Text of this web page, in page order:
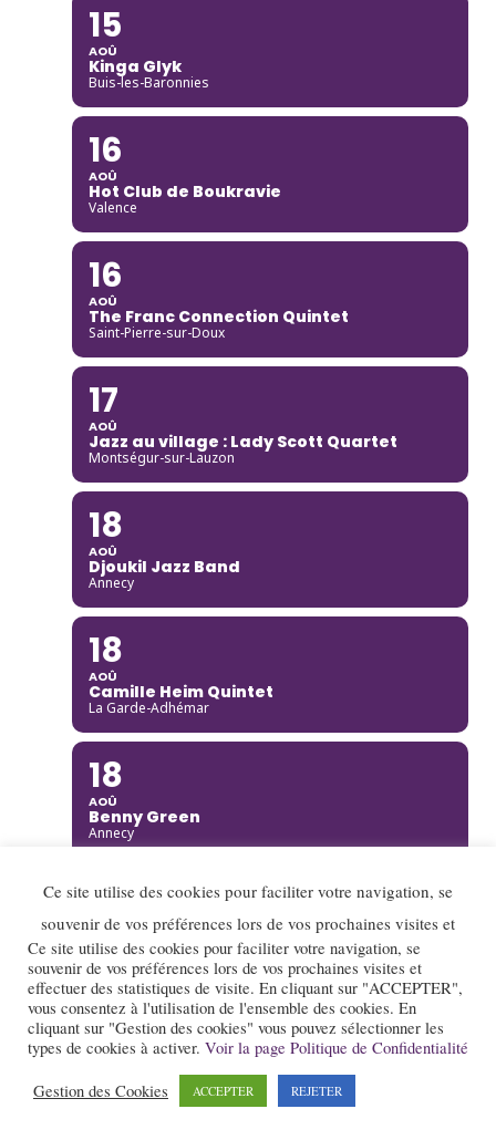
15
AOÛ
Kinga Glyk
Buis-les-Baronnies
16
AOÛ
Hot Club de Boukravie
Valence
16
AOÛ
The Franc Connection Quintet
Saint-Pierre-sur-Doux
17
AOÛ
Jazz au village : Lady Scott Quartet
Montségur-sur-Lauzon
18
AOÛ
Djoukil Jazz Band
Annecy
18
AOÛ
Camille Heim Quintet
La Garde-Adhémar
18
AOÛ
Benny Green
Annecy
19
AOÛ
Rusan Filiztek
Annecy
19
AOÛ
Saint-Restitut
Ce site utilise des cookies pour faciliter votre navigation, se
souvenir de vos préférences lors de vos prochaines visites et
Ce site utilise des cookies pour faciliter votre navigation, se
souvenir de vos préférences lors de vos prochaines visites et
effectuer des statistiques de visite. En cliquant sur "ACCEPTER",
vous consentez à l'utilisation de l'ensemble des cookies. En
cliquant sur "Gestion des cookies" vous pouvez sélectionner les
types de cookies à activer. Voir la page Politique de Confidentialité
Gestion des Cookies ACCEPTER REJETER